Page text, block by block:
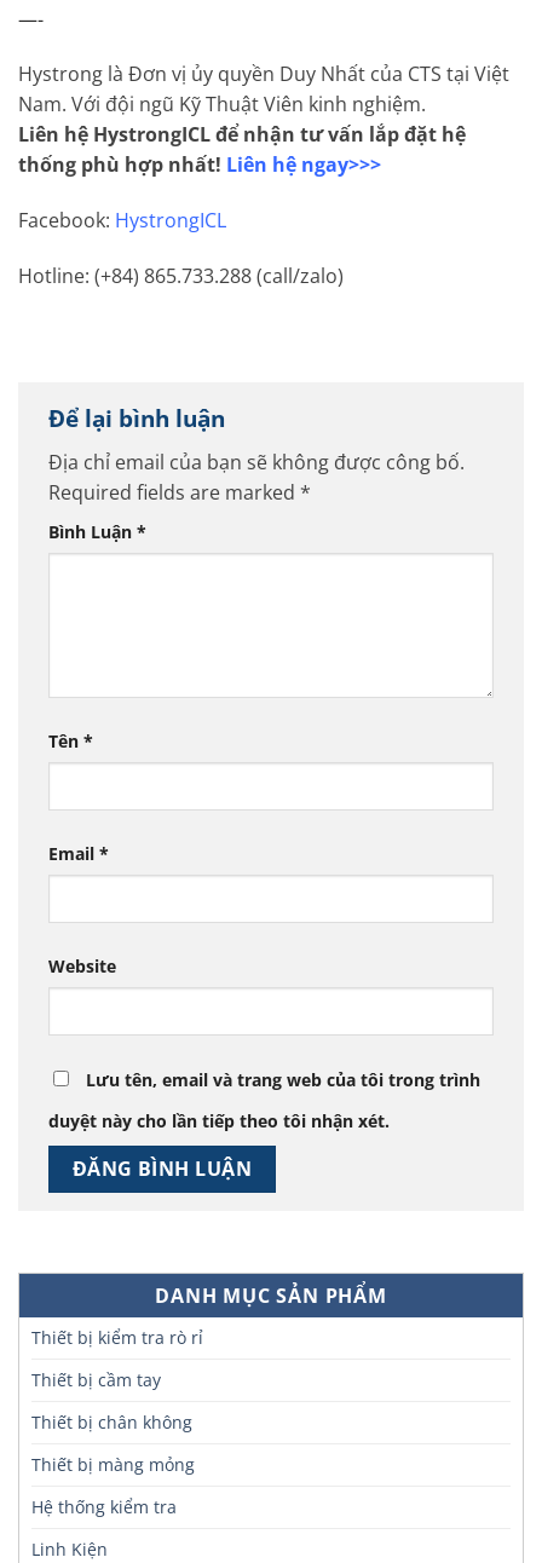
DANH MỤC SẢN PHẨM
Thiết bị kiểm tra rò rỉ
Thiết bị cầm tay
Thiết bị chân không
Thiết bị màng mỏng
Hệ thống kiểm tra
Linh Kiện
—-
Hystrong là Đơn vị ủy quyền Duy Nhất của CTS tại Việt
Nam. Với đội ngũ Kỹ Thuật Viên kinh nghiệm.
Liên hệ HystrongICL để nhận tư vấn lắp đặt hệ
thống phù hợp nhất! Liên hệ ngay>>>
Facebook: HystrongICL
Hotline: (+84) 865.733.288 (call/zalo)
Để lại bình luận
Địa chỉ email của bạn sẽ không được công bố.
Required fields are marked *
Bình Luận *
Tên *
Email *
Website
Lưu tên, email và trang web của tôi trong trình
duyệt này cho lần tiếp theo tôi nhận xét.